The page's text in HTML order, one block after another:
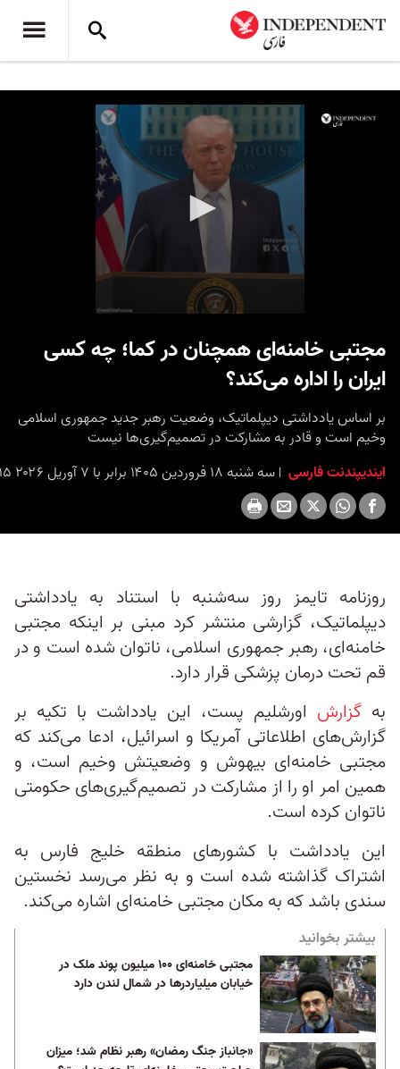
مجتبی خامنه‌ای همچنان در کما؛ چه کسی
ایران را اداره می‌کند؟
بر اساس یادداشتی دیپلماتیک، وضعیت رهبر جدید جمهوری اسلامی
وخیم است و قادر به مشارکت در تصمیم‌گیری‌ها نیست
ایندیپندنت فارسی سه شنبه ۱۸ فروردین ۱۴۰۵ برابر با ۷ آوریل ۲۰۲۶ ۱۲:۱۵
روزنامه تایمز روز سه‌شنبه با استناد به یادداشتی
دیپلماتیک، گزارشی منتشر کرد مبنی بر اینکه مجتبی
خامنه‌ای، رهبر جمهوری اسلامی، ناتوان شده است و در
قم تحت درمان پزشکی قرار دارد.
به گزارش اورشلیم پست، این یادداشت با تکیه بر
گزارش‌های اطلاعاتی آمریکا و اسرائیل، ادعا می‌کند که
مجتبی خامنه‌ای بیهوش و وضعیتش وخیم است، و
همین امر او را از مشارکت در تصمیم‌گیری‌های حکومتی
ناتوان کرده است.
این یادداشت با کشورهای منطقه خلیج فارس به
اشتراک گذاشته شده است و به نظر می‌رسد نخستین
سندی باشد که به مکان مجتبی خامنه‌ای اشاره می‌کند.
بیشتر بخوانید
مجتبی خامنه‌ای ۱۰۰ میلیون پوند ملک در
خیابان میلیاردرها در شمال لندن دارد
«جانباز جنگ رمضان» رهبر نظام شد؛ میزان